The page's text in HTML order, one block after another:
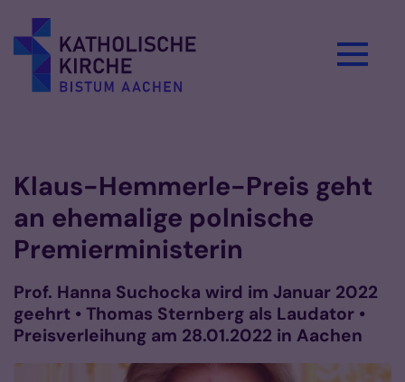
Klaus-Hemmerle-Preis geht
an ehemalige polnische
Premierministerin
Prof. Hanna Suchocka wird im Januar 2022
geehrt • Thomas Sternberg als Laudator •
Preisverleihung am 28.01.2022 in Aachen